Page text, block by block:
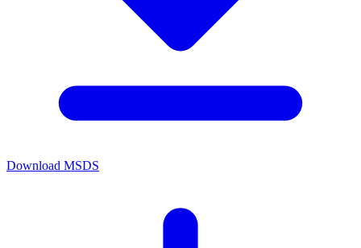
Download MSDS